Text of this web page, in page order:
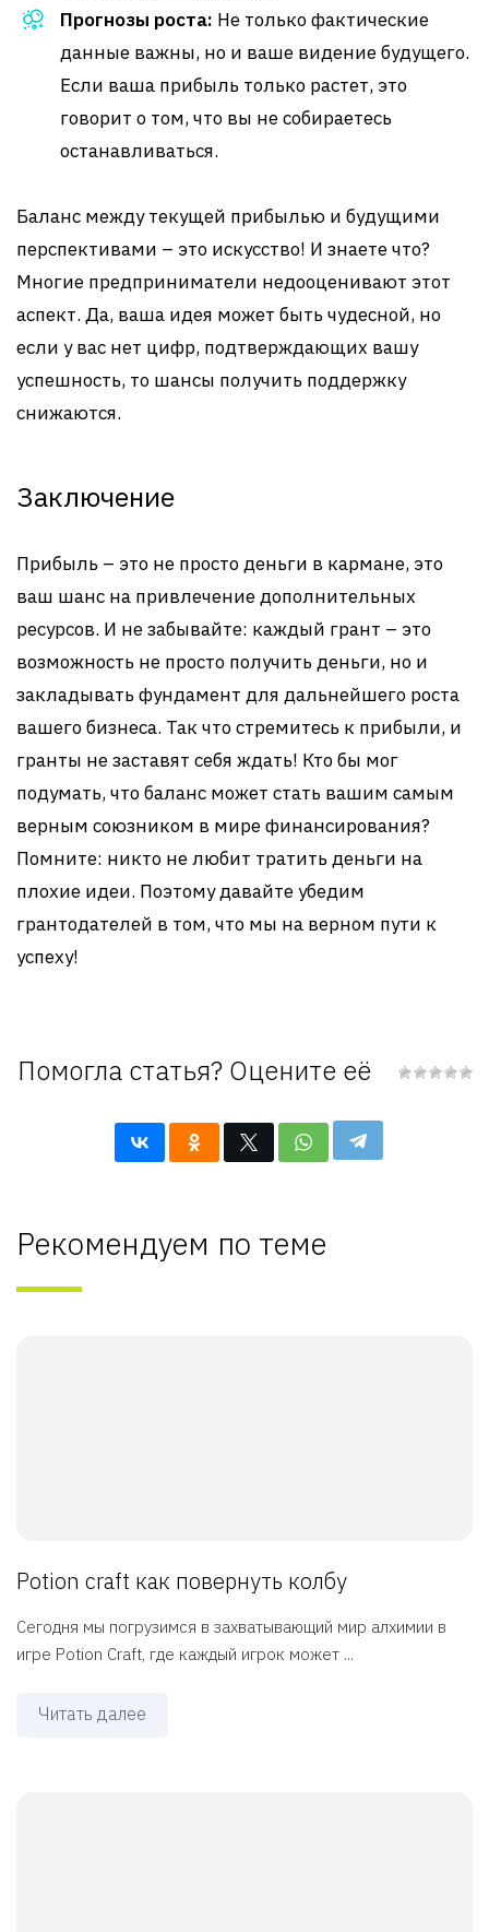
Прогнозы роста: Не только фактические
данные важны, но и ваше видение будущего.
Если ваша прибыль только растет, это
говорит о том, что вы не собираетесь
останавливаться.
Баланс между текущей прибылью и будущими
перспективами – это искусство! И знаете что?
Многие предприниматели недооценивают этот
аспект. Да, ваша идея может быть чудесной, но
если у вас нет цифр, подтверждающих вашу
успешность, то шансы получить поддержку
снижаются.
Заключение
Прибыль – это не просто деньги в кармане, это
ваш шанс на привлечение дополнительных
ресурсов. И не забывайте: каждый грант – это
возможность не просто получить деньги, но и
закладывать фундамент для дальнейшего роста
вашего бизнеса. Так что стремитесь к прибыли, и
гранты не заставят себя ждать! Кто бы мог
подумать, что баланс может стать вашим самым
верным союзником в мире финансирования?
Помните: никто не любит тратить деньги на
плохие идеи. Поэтому давайте убедим
грантодателей в том, что мы на верном пути к
успеху!
Помогла статья? Оцените её
Рекомендуем по теме
Potion craft как повернуть колбу
Сегодня мы погрузимся в захватывающий мир алхимии в
игре Potion Craft, где каждый игрок может ...
Читать далее